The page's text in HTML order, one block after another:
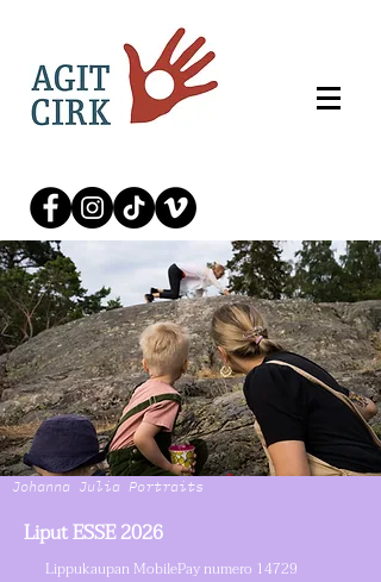
Johanna Julia Portraits
Liput ESSE 2026
Lippukaupan MobilePay numero 14729